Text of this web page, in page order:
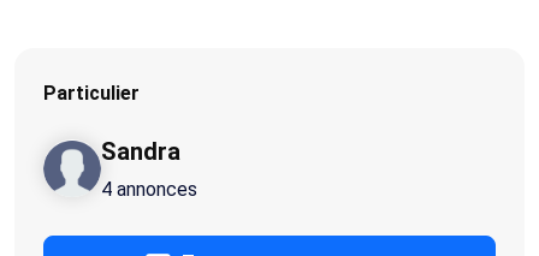
Particulier
Sandra
4 annonces